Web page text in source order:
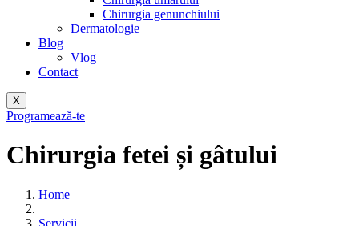
Chirurgia genunchiului
Dermatologie
Blog
Vlog
Contact
X
Programează-te
Chirurgia fetei și gâtului
Home
Servicii